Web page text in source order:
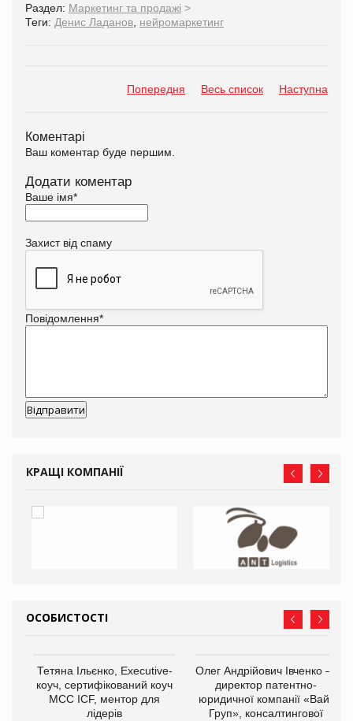
Раздел: Маркетинг та продажі >
Теги: Денис Ладанов нейромаркетинг
Попередня Весь список Наступна
Коментарі
Ваш коментар буде першим.
Додати коментар
Ваше імя*
Захист від спаму
Повідомлення*
КРАЩІ КОМПАНІЇ
ОСОБИСТОСТІ
Тетяна Ільєнко, Executive-
коуч, сертифікований коуч
МСС ICF, ментор для
лідерів
Олег Андрійович Івченко —
директор патентно-
юридичної компанії «Вайз
Груп», консалтингової